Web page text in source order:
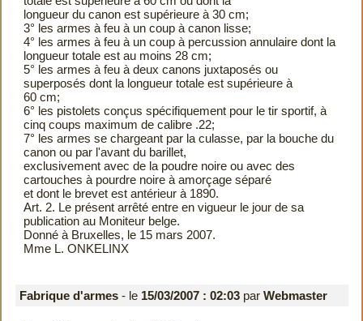
longueur du canon est supérieure à 30 cm;
3° les armes à feu à un coup à canon lisse;
4° les armes à feu à un coup à percussion annulaire dont la
longueur totale est au moins 28 cm;
5° les armes à feu à deux canons juxtaposés ou
superposés dont la longueur totale est supérieure à
60 cm;
6° les pistolets conçus spécifiquement pour le tir sportif, à
cinq coups maximum de calibre .22;
7° les armes se chargeant par la culasse, par la bouche du
canon ou par l'avant du barillet,
exclusivement avec de la poudre noire ou avec des
cartouches à pourdre noire à amorçage séparé
et dont le brevet est antérieur à 1890.
Art. 2. Le présent arrêté entre en vigueur le jour de sa
publication au Moniteur belge.
Donné à Bruxelles, le 15 mars 2007.
Mme L. ONKELINX
Fabrique d'armes - le 15/03/2007 : 02:03par Webmaster